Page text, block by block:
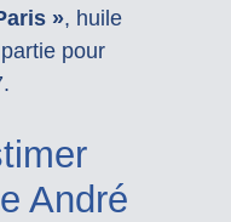
», huile
pour
André